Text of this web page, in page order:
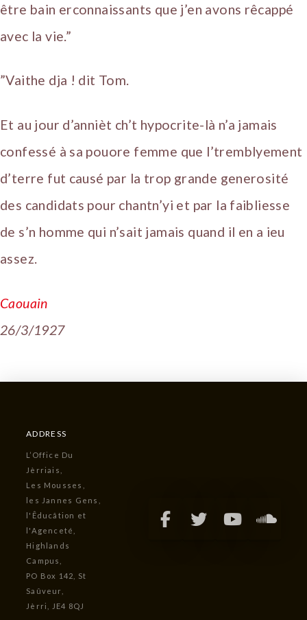
être bain erconnaissants que j’en avons rêcappé
avec la vie.”
”Vaithe dja ! dit Tom.
Et au jour d’annièt ch’t hypocrite-là n’a jamais
confessé à sa pouore femme que l’tremblyement
d’terre fut causé par la trop grande generosité
des candidats pour chantn’yi et par la faibliesse
de s’n homme qui n’sait jamais quand il en a ieu
assez.
Caouain
26/3/1927
ADDRESS
L’Office Du
Jèrriais,
Les Mousses,
les Jannes Gens,
l'Êducâtion et
l'Agenceté,
Highlands
Campus,
PO Box 142, St
Saûveur,
Jèrri, JE4 8QJ